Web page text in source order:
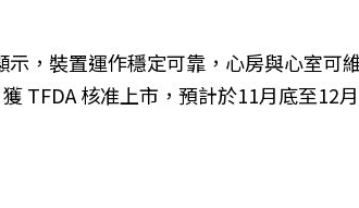
，裝置運作穩定可靠，心房與心室可
TFDA 核准上市，預計於11月底至12